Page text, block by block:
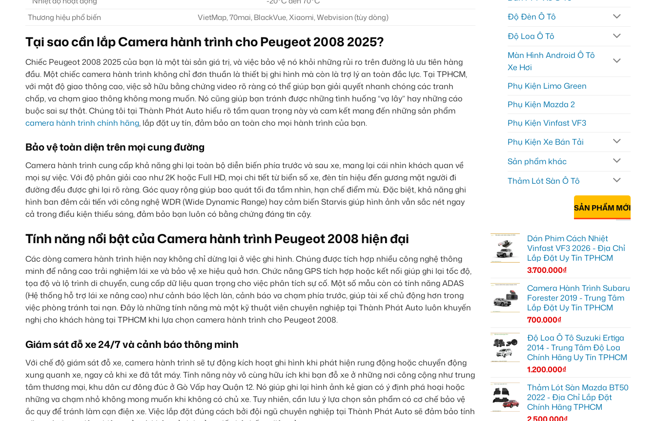
Thương hiệu phổ biến
VietMap, 70mai, BlackVue, Xiaomi, Webvision (tùy dòng)
Tại sao cần lắp Camera hành trình cho Peugeot 2008 2025?
Chiếc Peugeot 2008 2025 của bạn là một tài sản giá trị, và việc bảo vệ nó khỏi những rủi ro trên đường là ưu tiên hàng
đầu. Một chiếc camera hành trình không chỉ đơn thuần là thiết bị ghi hình mà còn là trợ lý an toàn đắc lực. Tại TPHCM,
với mật độ giao thông cao, việc sở hữu bằng chứng video rõ ràng có thể giúp bạn giải quyết nhanh chóng các tranh
chấp, va chạm giao thông không mong muốn. Nó cũng giúp bạn tránh được những tình huống “vạ lây” hay những cáo
buộc sai sự thật. Chúng tôi tại Thành Phát Auto hiểu rõ tầm quan trọng này và cam kết mang đến những sản phẩm
camera hành trình chính hãng, lắp đặt uy tín, đảm bảo an toàn cho mọi hành trình của bạn.
Bảo vệ toàn diện trên mọi cung đường
Camera hành trình cung cấp khả năng ghi lại toàn bộ diễn biến phía trước và sau xe, mang lại cái nhìn khách quan về
mọi sự việc. Với độ phân giải cao như 2K hoặc Full HD, mọi chi tiết từ biển số xe, đèn tín hiệu đến gương mặt người đi
đường đều được ghi lại rõ ràng. Góc quay rộng giúp bao quát tối đa tầm nhìn, hạn chế điểm mù. Đặc biệt, khả năng ghi
hình ban đêm cải tiến với công nghệ WDR (Wide Dynamic Range) hay cảm biến Starvis giúp hình ảnh vẫn sắc nét ngay
cả trong điều kiện thiếu sáng, đảm bảo bạn luôn có bằng chứng đáng tin cậy.
Tính năng nổi bật của Camera hành trình Peugeot 2008 hiện đại
Các dòng camera hành trình hiện nay không chỉ dừng lại ở việc ghi hình. Chúng được tích hợp nhiều công nghệ thông
minh để nâng cao trải nghiệm lái xe và bảo vệ xe hiệu quả hơn. Chức năng GPS tích hợp hoặc kết nối giúp ghi lại tốc độ,
tọa độ và lộ trình di chuyển, cung cấp dữ liệu quan trọng cho việc phân tích sự cố. Một số mẫu còn có tính năng ADAS
(Hệ thống hỗ trợ lái xe nâng cao) như cảnh báo lệch làn, cảnh báo va chạm phía trước, giúp tài xế chủ động hơn trong
việc phòng tránh tai nạn. Đây là những tính năng mà một kỹ thuật viên chuyên nghiệp tại Thành Phát Auto luôn khuyến
nghị cho khách hàng tại TPHCM khi lựa chọn camera hành trình cho Peugeot 2008.
Giám sát đỗ xe 24/7 và cảnh báo thông minh
Với chế độ giám sát đỗ xe, camera hành trình sẽ tự động kích hoạt ghi hình khi phát hiện rung động hoặc chuyển động
xung quanh xe, ngay cả khi xe đã tắt máy. Tính năng này vô cùng hữu ích khi bạn đỗ xe ở những nơi công cộng như trung
tâm thương mại, khu dân cư đông đúc ở Gò Vấp hay Quận 12. Nó giúp ghi lại hình ảnh kẻ gian có ý định phá hoại hoặc
những va chạm nhỏ không mong muốn khi không có chủ xe. Tuy nhiên, cần lưu ý lựa chọn sản phẩm có cơ chế bảo vệ
ắc quy để tránh làm cạn điện xe. Việc lắp đặt đúng cách bởi đội ngũ chuyên nghiệp tại Thành Phát Auto sẽ đảm bảo tính
Độ Đèn Ô Tô
Độ Loa Ô Tô
Màn Hình Android Ô Tô
Xe Hơi
Phụ Kiện Limo Green
Phụ Kiện Mazda 2
Phụ Kiện Vinfast VF3
Phụ Kiện Xe Bán Tải
Sản phẩm khác
Thảm Lót Sàn Ô Tô
SẢN PHẨM MỚI
Dán Phim Cách Nhiệt
Vinfast VF3 2026 - Địa Chỉ
Lắp Đặt Uy Tín TPHCM
3.700.000₫
Camera Hành Trình Subaru
Forester 2019 - Trung Tâm
Lắp Đặt Uy Tín TPHCM
700.000₫
Độ Loa Ô Tô Suzuki Ertiga
2014 - Trung Tâm Độ Loa
Chính Hãng Uy Tín TPHCM
1.200.000₫
Thảm Lót Sàn Mazda BT50
2022 - Địa Chỉ Lắp Đặt
Chính Hãng TPHCM